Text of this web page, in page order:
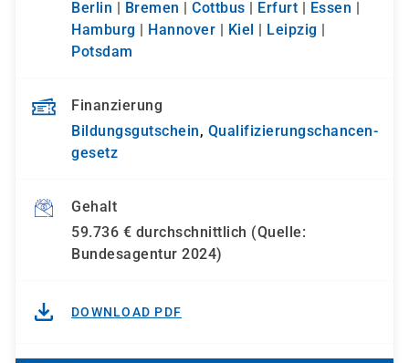
Berlin
Bremen Cottbus Erfurt Essen
Hamburg
Hannover Kiel Leipzig
Potsdam
Finanzierung
Bildungsgutschein, Qualifizierungs­chancen­
gesetz
Gehalt
59.736 € durchschnittlich (Quelle:
Bundesagentur 2024)
DOWNLOAD PDF